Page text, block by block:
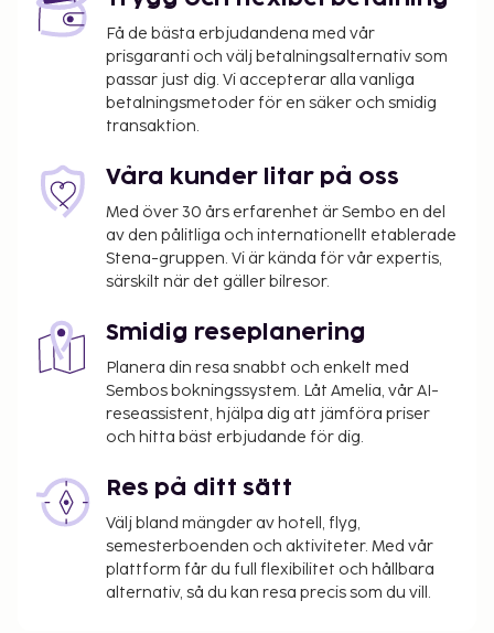
Byggnadens faciliteter
Reception, restaurang, frukostrum,
inomhus-/utomhuspool, gym, bastu, jacuzzi, spa,
tennis, bar, konferensrum, Wi-Fi, parkering, lekplats.
Tillval
Barnsäng förbokas, gratis.
Annat
Daglig städning ingår.
4 våningar, hiss.
Ankomst
Incheckningstid: 16:00 - 20:00, utcheckningstid:
Få de bästa erbjudandena med vår
prisgaranti och välj betalningsalternativ som
passar just dig. Vi accepterar alla vanliga
betalningsmetoder för en säker och smidig
transaktion.
Våra kunder litar på oss
Med över 30 års erfarenhet är Sembo en del
av den pålitliga och internationellt etablerade
Stena-gruppen. Vi är kända för vår expertis,
särskilt när det gäller bilresor.
Smidig reseplanering
Planera din resa snabbt och enkelt med
Sembos bokningssystem. Låt Amelia, vår AI-
reseassistent, hjälpa dig att jämföra priser
och hitta bäst erbjudande för dig.
Res på ditt sätt
Välj bland mängder av hotell, flyg,
semesterboenden och aktiviteter. Med vår
plattform får du full flexibilitet och hållbara
alternativ, så du kan resa precis som du vill.